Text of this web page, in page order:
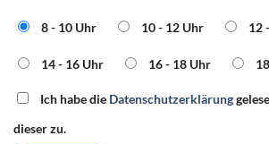
8 - 10 Uhr 10 - 12 Uhr 12
14 - 16 Uhr 16 - 18 Uhr
Ich habe die Datenschutzerklärung
dieser zu.